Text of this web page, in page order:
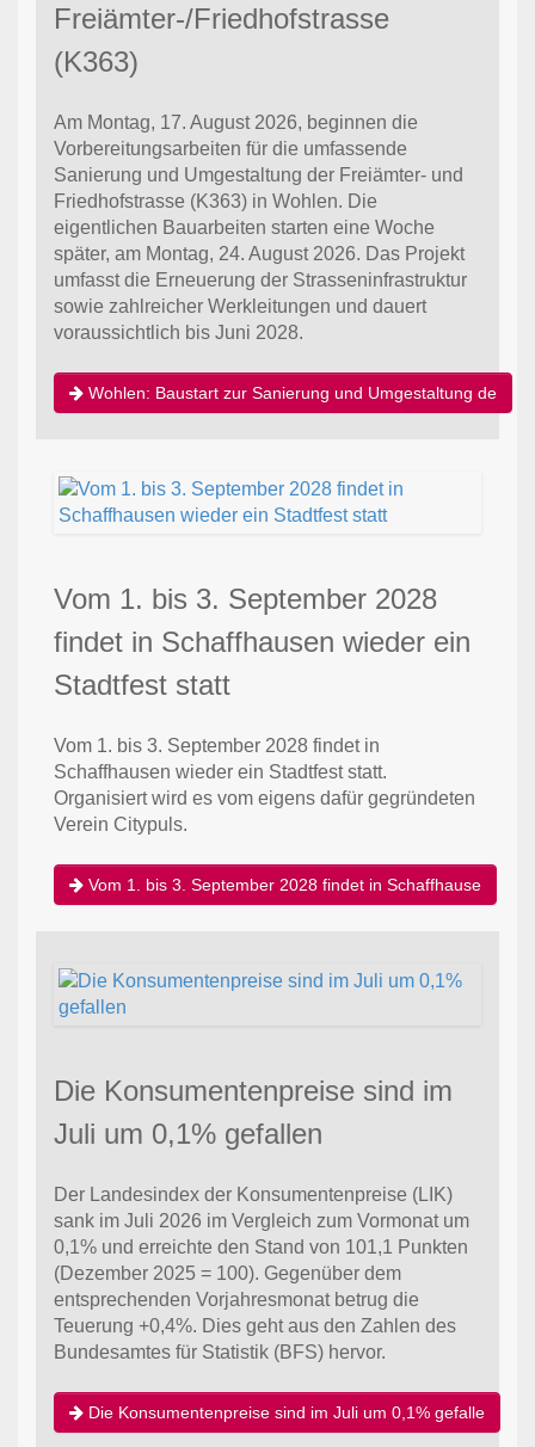
Freiämter-/Friedhofstrasse
(K363)
Am Montag, 17. August 2026, beginnen die
Vorbereitungsarbeiten für die umfassende
Sanierung und Umgestaltung der Freiämter- und
Friedhofstrasse (K363) in Wohlen. Die
eigentlichen Bauarbeiten starten eine Woche
später, am Montag, 24. August 2026. Das Projekt
umfasst die Erneuerung der Strasseninfrastruktur
sowie zahlreicher Werkleitungen und dauert
voraussichtlich bis Juni 2028.
Wohlen: Baustart zur Sanierung und Umgestaltung de
Vom 1. bis 3. September 2028
findet in Schaffhausen wieder ein
Stadtfest statt
Vom 1. bis 3. September 2028 findet in
Schaffhausen wieder ein Stadtfest statt.
Organisiert wird es vom eigens dafür gegründeten
Verein Citypuls.
Vom 1. bis 3. September 2028 findet in Schaffhause
Die Konsumentenpreise sind im
Juli um 0,1% gefallen
Der Landesindex der Konsumentenpreise (LIK)
sank im Juli 2026 im Vergleich zum Vormonat um
0,1% und erreichte den Stand von 101,1 Punkten
(Dezember 2025 = 100). Gegenüber dem
entsprechenden Vorjahresmonat betrug die
Teuerung +0,4%. Dies geht aus den Zahlen des
Bundesamtes für Statistik (BFS) hervor.
Die Konsumentenpreise sind im Juli um 0,1% gefalle